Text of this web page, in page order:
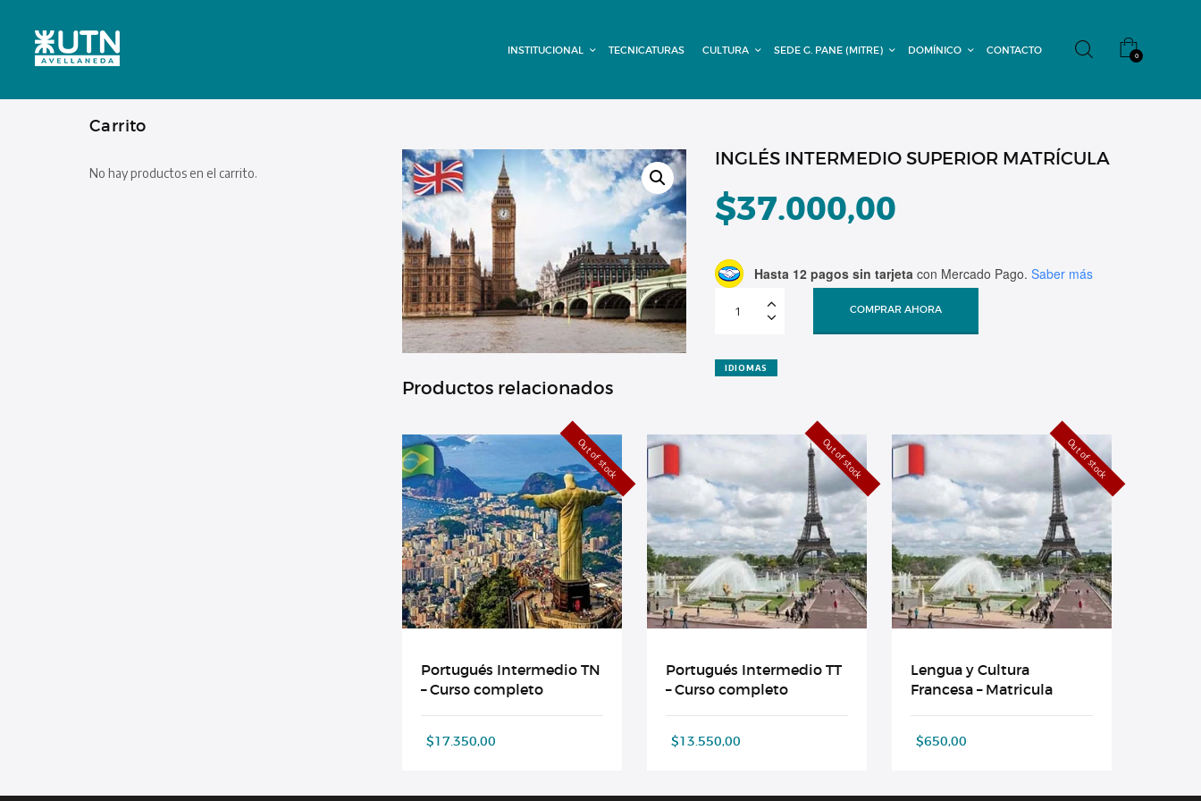
INSTITUCIONAL TECNICATURAS CULTURA SEDE G. PANE (MITRE) DOMÍNICO CONTACTO 0
SEDE G. PANE
(MITRE)
DOMÍNICO
CONTACTO
INGLÉS INTERMEDIO SUPERIOR MATRÍCULA
$37.000,00
Hasta 12 pagos sin tarjeta con Mercado Pago. Saber más
INTERMEDIO
SUPERIOR
COMPRAR AHORA
IDIOMAS
Productos relacionados
Out of stock
Portugués Intermedio TN
– Curso completo
$17.350,00
Out of stock
Portugués Intermedio TT
– Curso completo
$13.550,00
Out of stock
Lengua y Cultura
Francesa – Matricula
$650,00
Carrito
No hay productos en el carrito.